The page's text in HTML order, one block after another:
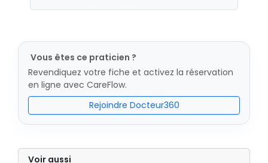
Vous êtes ce praticien ?
Revendiquez votre fiche et activez la réservation
en ligne avec CareFlow.
Rejoindre Docteur360
Voir aussi